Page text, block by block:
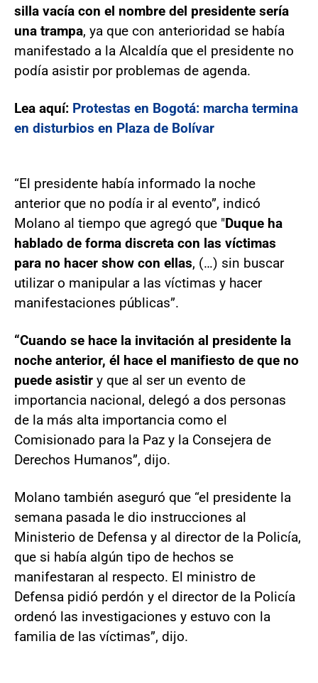
silla vacía con el nombre del presidente sería
una trampa, ya que con anterioridad se había
manifestado a la Alcaldía que el presidente no
podía asistir por problemas de agenda.
Lea aquí: Protestas en Bogotá: marcha termina
en disturbios en Plaza de Bolívar
“El presidente había informado la noche
anterior que no podía ir al evento”, indicó
Molano al tiempo que agregó que "Duque ha
hablado de forma discreta con las víctimas
para no hacer show con ellas, (…) sin buscar
utilizar o manipular a las víctimas y hacer
manifestaciones públicas”.
“Cuando se hace la invitación al presidente la
noche anterior, él hace el manifiesto de que no
puede asistir y que al ser un evento de
importancia nacional, delegó a dos personas
de la más alta importancia como el
Comisionado para la Paz y la Consejera de
Derechos Humanos”, dijo.
Molano también aseguró que “el presidente la
semana pasada le dio instrucciones al
Ministerio de Defensa y al director de la Policía,
que si había algún tipo de hechos se
manifestaran al respecto. El ministro de
Defensa pidió perdón y el director de la Policía
ordenó las investigaciones y estuvo con la
familia de las víctimas”, dijo.